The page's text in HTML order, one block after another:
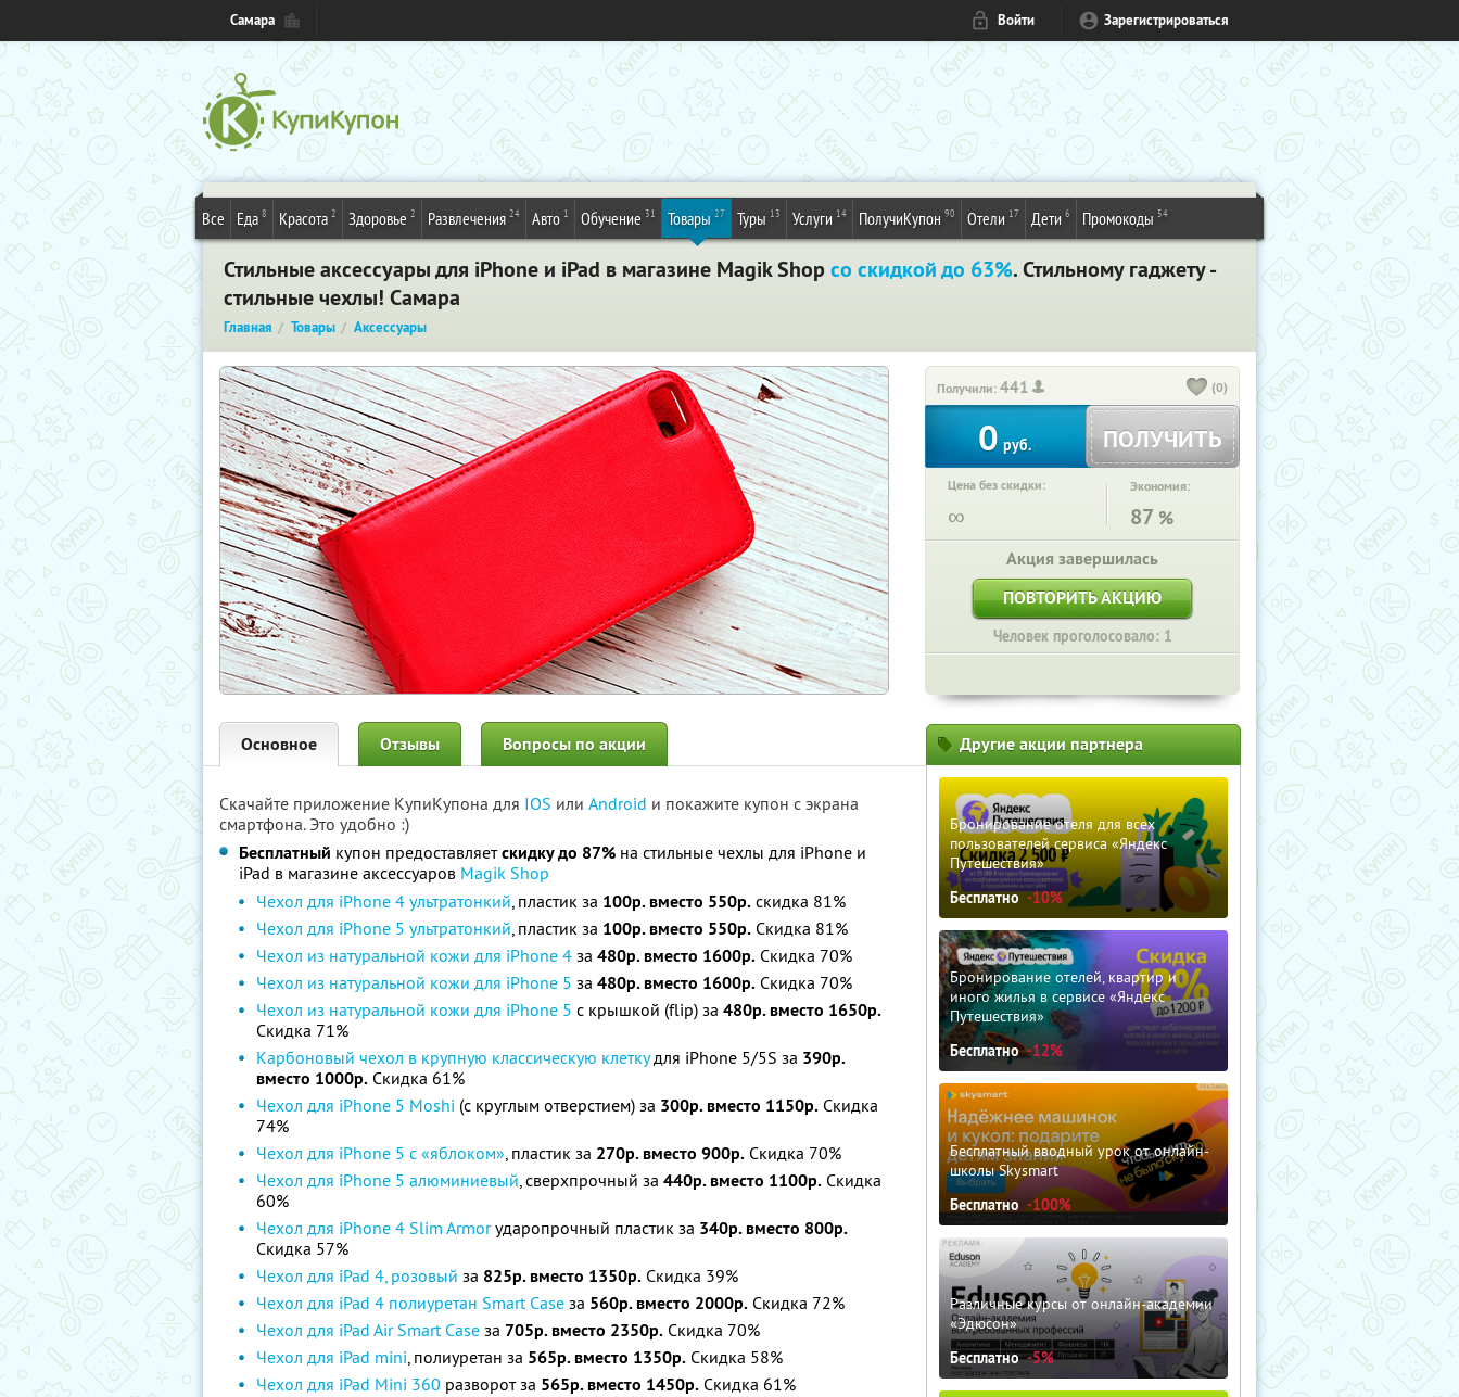
Самара Войти Зарегистрироваться
Все Еда 8 Красота 2 Здоровье 2 Развлечения 24 Авто 1 Обучение 31 Товары 27 Туры 13 Услуги 14 ПолучиКупон 90 Отели 17 Дети 6 Промокоды 54
Стильные аксессуары для iPhone и iPad в магазине Magik Shopсо скидкой до 63%. Стильному гаджету -
стильные чехлы! Самара
Главная Товары Аксессуары
Получили:441 (0)
0 руб. ПОЛУЧИТЬ
Цена без скидки:
∞
Экономия:
87 %
Акция завершилась
ПОВТОРИТЬ АКЦИЮ
Человек проголосовало: 1
Основное Отзывы Вопросы по акции
Скачайте приложение КупиКупона для IOS или Android и покажите купон с экрана
смартфона. Это удобно :)
Бесплатный купон предоставляетскидку до 87% на стильные чехлы для iPhone и
iPad в магазине аксессуаров Magik Shop
Чехол для iPhone 4 ультратонкий, пластик за 100р. вместо 550р. скидка 81%
Чехол для iPhone 5 ультратонкий, пластик за 100р. вместо 550р. Скидка 81%
Чехол из натуральной кожи для iPhone 4 за 480р. вместо 1600р. Скидка 70%
Чехол из натуральной кожи для iPhone 5 за 480р. вместо 1600р. Скидка 70%
Чехол из натуральной кожи для iPhone 5 с крышкой (flip) за 480р. вместо 1650р.
Скидка 71%
Карбоновый чехол в крупную классическую клеткудля iPhone 5/5S за 390р.
вместо 1000р. Скидка 61%
Чехол для iPhone 5 Moshi (c круглым отверстием) за 300р. вместо 1150р. Скидка
74%
Чехол для iPhone 5 с «яблоком», пластик за 270р. вместо 900р. Скидка 70%
Чехол для iPhone 5 алюминиевый, сверхпрочный за 440р. вместо 1100р. Скидка
60%
Чехол для iPhone 4 Slim Armorударопрочный пластик за 340р. вместо 800р.
Скидка 57%
Чехол для iPad 4, розовый за 825р. вместо 1350р. Скидка 39%
Чехол для iPad 4 полиуретан Smart Case за 560р. вместо 2000р. Скидка 72%
Чехол для iPad Air Smart Case за 705р. вместо 2350р. Скидка 70%
Чехол для iPad mini, полиуретан за 565р. вместо 1350р. Скидка 58%
Чехол для iPad Mini 360 разворот за 565р. вместо 1450р. Скидка 61%
Другие акции партнера
Бронирование отеля для всех
пользователей сервиса «Яндекс
Путешествия»
Бесплатно -10%
Бронирование отелей, квартир и
иного жилья в сервисе «Яндекс
Путешествия»
Бесплатно -12%
Бесплатный вводный урок от онлайн-
школы Skysmart
Бесплатно -100%
Различные курсы от онлайн-академии
«Эдюсон»
Бесплатно -5%